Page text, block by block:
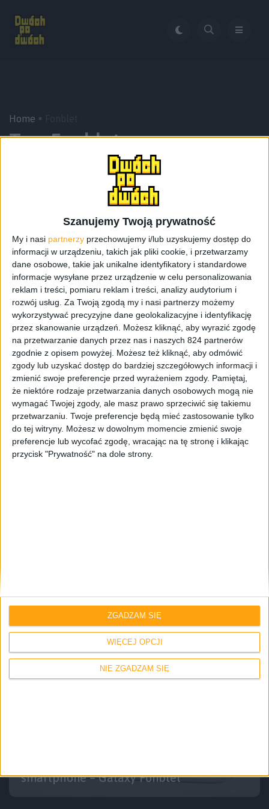
Szanujemy Twoją prywatność
My i nasi partnerzy przechowujemy i/lub uzyskujemy dostęp do
informacji w urządzeniu, takich jak pliki cookie, i przetwarzamy
dane osobowe, takie jak unikalne identyfikatory i standardowe
informacje wysyłane przez urządzenie w celu personalizowania
reklam i treści, pomiaru reklam i treści, analizy audytorium i
rozwój usług. Za Twoją zgodą my i nasi partnerzy możemy
wykorzystywać precyzyjne dane geolokalizacyjne i identyfikację
przez skanowanie urządzeń. Możesz kliknąć, aby wyrazić zgodę
na przetwarzanie danych przez nas i naszych 824 partnerów
zgodnie z opisem powyżej. Możesz też kliknąć, aby odmówić
zgody lub uzyskać dostęp do bardziej szczegółowych informacji i
zmienić swoje preferencje przed wyrażeniem zgody. Pamiętaj,
że niektóre rodzaje przetwarzania danych osobowych mogą nie
wymagać Twojej zgody, ale masz prawo sprzeciwić się takiemu
przetwarzaniu. Twoje preferencje będą mieć zastosowanie tylko
do tej witryny. Możesz w dowolnym momencie zmienić swoje
preferencje lub wycofać zgodę, wracając na tę stronę i klikając
przycisk "Prywatność" na dole strony.
WIĘCEJ OPCJI
NIE ZGADZAM SIĘ
ZGADZAM SIĘ
Home
Tag:Fonblet
Smartfony
Samsung Galaxy Mega 6.3 dostępny w
pierwszych ofertach pre-order
smartphone – Galaxy Fonblet